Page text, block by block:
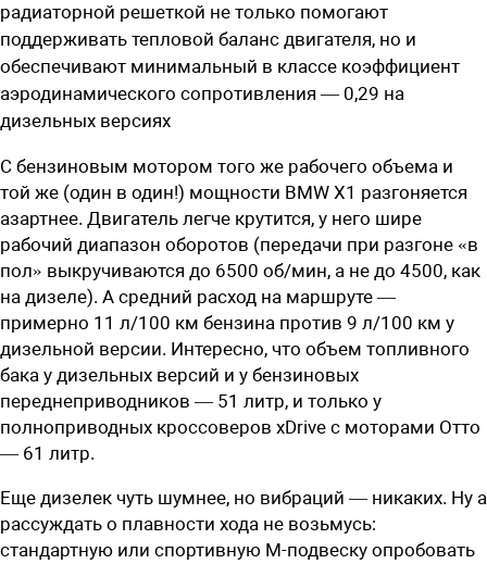
радиаторной решеткой не только помогают
поддерживать тепловой баланс двигателя, но и
обеспечивают минимальный в классе коэффициент
аэродинамического сопротивления — 0,29 на
дизельных версиях
С бензиновым мотором того же рабочего объема и
той же (один в один!) мощности BMW X1 разгоняется
азартнее. Двигатель легче крутится, у него шире
рабочий диапазон оборотов (передачи при разгоне «в
пол» выкручиваются до 6500 об/мин, а не до 4500, как
на дизеле). А средний расход на маршруте —
примерно 11 л/100 км бензина против 9 л/100 км у
дизельной версии. Интересно, что объем топливного
бака у дизельных версий и у бензиновых
переднеприводников — 51 литр, и только у
полноприводных кроссоверов xDrive с моторами Отто
— 61 литр.
Еще дизелек чуть шумнее, но вибраций — никаких. Ну а
рассуждать о плавности хода не возьмусь:
стандартную или спортивную M-подвеску опробовать